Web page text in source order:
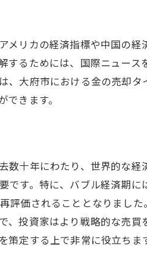
用するか
イミングを最適化
略
影響
リカの経済指標や中国の経
るためには、国際ニュース
、大府市における金の売却
きます。
十年にわたり、世界的な経
す。特に、バブル経済期に
評価されることとなりまし
投資家はより戦略的な売買
定する上で非常に役立ちま